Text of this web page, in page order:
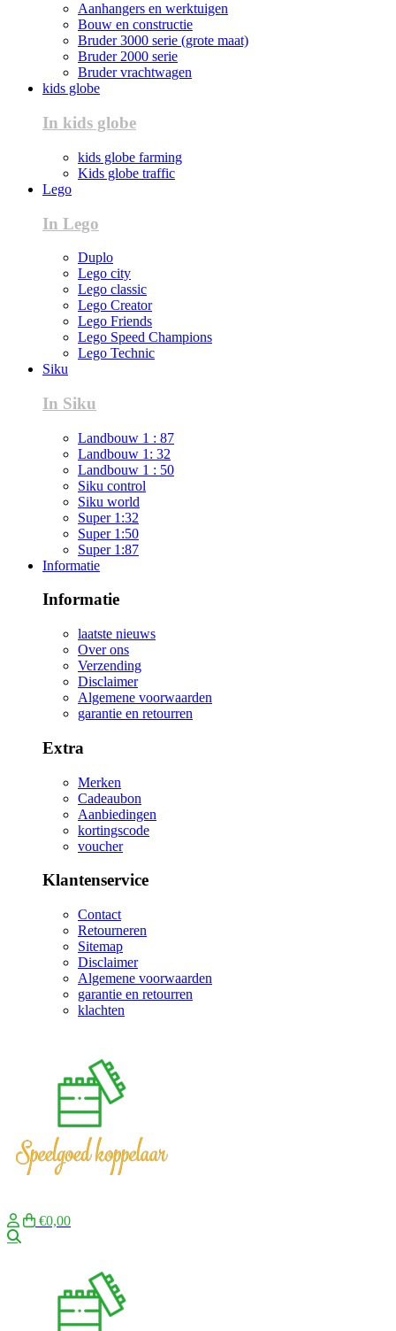
Aanhangers en werktuigen
Bouw en constructie
Bruder 3000 serie (grote maat)
Bruder 2000 serie
Bruder vrachtwagen
kids globe
In kids globe
kids globe farming
Kids globe traffic
Lego
In Lego
Duplo
Lego city
Lego classic
Lego Creator
Lego Friends
Lego Speed Champions
Lego Technic
Siku
In Siku
Landbouw 1 : 87
Landbouw 1: 32
Landbouw 1 : 50
Siku control
Siku world
Super 1:32
Super 1:50
Super 1:87
Informatie
Informatie
laatste nieuws
Over ons
Verzending
Disclaimer
Algemene voorwaarden
garantie en retourren
Extra
Merken
Cadeaubon
Aanbiedingen
kortingscode
voucher
Klantenservice
Contact
Retourneren
Sitemap
Disclaimer
Algemene voorwaarden
garantie en retourren
klachten
€0,00